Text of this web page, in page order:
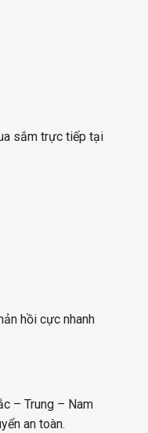
sắm trực tiếp tại
hồi cực nhanh
– Trung – Nam
an toàn.